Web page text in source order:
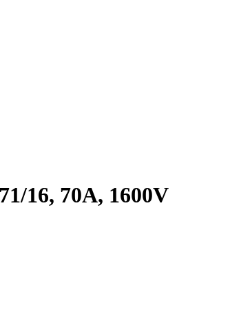
16, 70A, 1600V